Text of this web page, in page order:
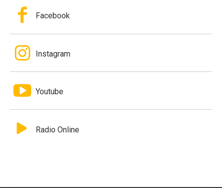
Facebook
Instagram
Youtube
Radio Online